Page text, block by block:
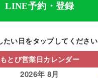
LINE予約・登録
たい日をタップしてください
もとび営業日カレンダー
2026年 8月